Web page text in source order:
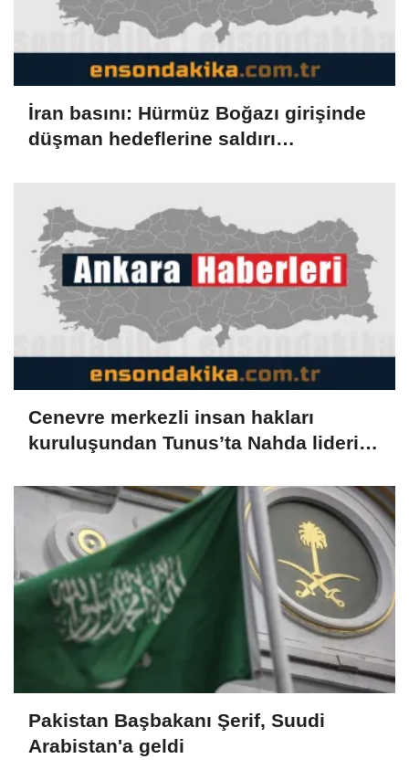
İran basını: Hürmüz Boğazı girişinde
düşman hedeflerine saldırı
Cenevre merkezli insan hakları
kuruluşundan Tunus’ta Nahda lideri
çağrısı
Pakistan Başbakanı Şerif, Suudi
Arabistan'a geldi